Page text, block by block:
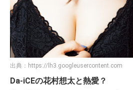
出典： https://lh3.googleusercontent.com
Da-iCEの花村想太と熱愛？